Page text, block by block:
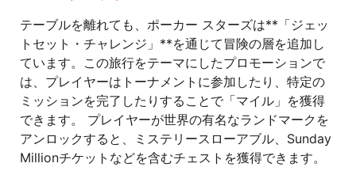
テーブルを離れても、ポーカー スターズは**「ジェッ
トセット・チャレンジ」**を通じて冒険の層を追加し
ています。この旅行をテーマにしたプロモーションで
は、プレイヤーはトーナメントに参加したり、特定の
ミッションを完了したりすることで「マイル」を獲得
できます。 プレイヤーが世界の有名なランドマークを
アンロックすると、ミステリースローアブル、Sunday
Millionチケットなどを含むチェストを獲得できます。